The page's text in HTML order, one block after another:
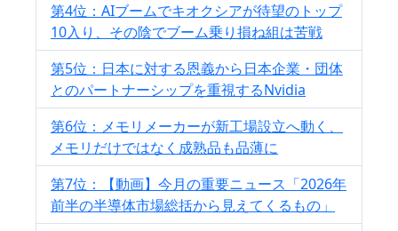
第4位：AIブームでキオクシアが待望のトップ
10入り、その陰でブーム乗り損ね組は苦戦
第5位：日本に対する恩義から日本企業・団体
とのパートナーシップを重視するNvidia
第6位：メモリメーカーが新工場設立へ動く、
メモリだけではなく成熟品も品薄に
第7位：【動画】今月の重要ニュース「2026年
前半の半導体市場総括から見えてくるもの」